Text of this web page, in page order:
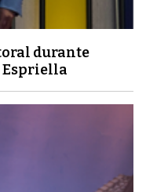
durante
Espriella